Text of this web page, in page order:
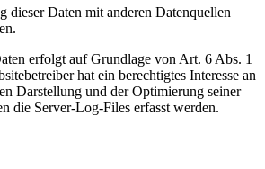
dieser Daten mit anderen Datenquellen
erfolgt auf Grundlage von Art. 6 Abs. 1
hat ein berechtigtes Interesse an
Darstellung und der Optimierung seiner
die Server-Log-Files erfasst werden.